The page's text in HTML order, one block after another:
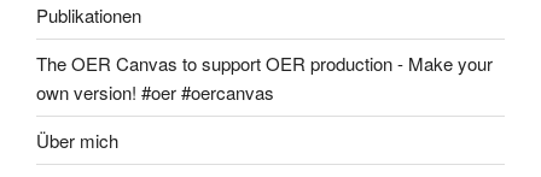
Publikationen
The OER Canvas to support OER production - Make your
own version! #oer #oercanvas
Über mich